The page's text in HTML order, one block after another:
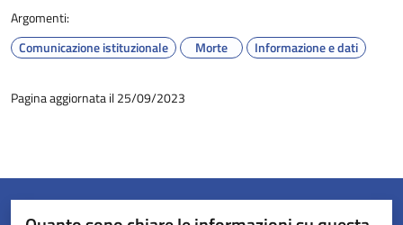
Argomenti:
Comunicazione istituzionale
Morte Informazione e dati
Pagina aggiornata il 25/09/2023